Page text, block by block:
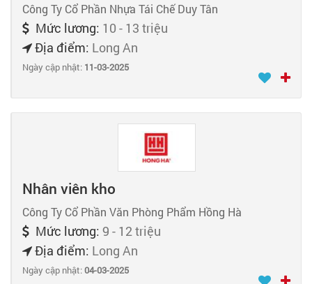
Công Ty Cổ Phần Nhựa Tái Chế Duy Tân
Mức lương: 10 - 13 triệu
Địa điểm: Long An
Ngày cập nhật: 11-03-2025
Nhân viên kho
Công Ty Cổ Phần Văn Phòng Phẩm Hồng Hà
Mức lương: 9 - 12 triệu
Địa điểm: Long An
Ngày cập nhật:04-03-2025